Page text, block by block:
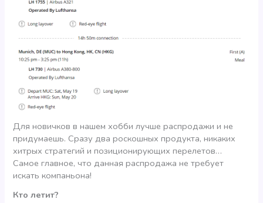
Для новичков в нашем хобби лучше распродажи и не
придумаешь. Сразу два роскошных продукта, никаких
хитрых стратегий и позиционирующих перелетов…
Самое главное, что данная распродажа не требует
искать компаньона!
Кто летит?